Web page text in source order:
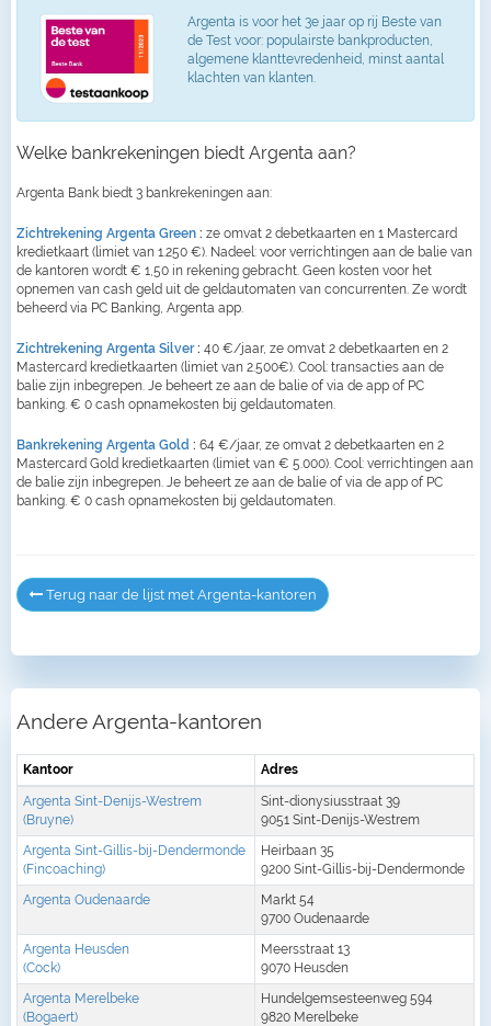
Argenta is voor het 3e jaar op rij Beste van
de Test voor: populairste bankproducten,
algemene klanttevredenheid, minst aantal
klachten van klanten.
Welke bankrekeningen biedt Argenta aan?
Argenta Bank biedt 3 bankrekeningen aan:
Zichtrekening Argenta Green : ze omvat 2 debetkaarten en 1 Mastercard
kredietkaart (limiet van 1.250 €). Nadeel: voor verrichtingen aan de balie van
de kantoren wordt € 1,50 in rekening gebracht. Geen kosten voor het
opnemen van cash geld uit de geldautomaten van concurrenten. Ze wordt
beheerd via PC Banking, Argenta app.
Zichtrekening Argenta Silver: 40 €/jaar, ze omvat 2 debetkaarten en 2
Mastercard kredietkaarten (limiet van 2.500€). Cool: transacties aan de
balie zijn inbegrepen. Je beheert ze aan de balie of via de app of PC
banking. € 0 cash opnamekosten bij geldautomaten.
Bankrekening Argenta Gold : 64 €/jaar, ze omvat 2 debetkaarten en 2
Mastercard Gold kredietkaarten (limiet van € 5.000). Cool: verrichtingen aan
de balie zijn inbegrepen. Je beheert ze aan de balie of via de app of PC
banking. € 0 cash opnamekosten bij geldautomaten.
Terug naar de lijst met Argenta-kantoren
Andere Argenta-kantoren
Kantoor Adres
Argenta Sint-Denijs-Westrem
(Bruyne)
Sint-dionysiusstraat 39
9051 Sint-Denijs-Westrem
Argenta Sint-Gillis-bij-Dendermonde
(Fincoaching)
Heirbaan 35
9200 Sint-Gillis-bij-Dendermonde
Argenta Oudenaarde
Markt 54
9700 Oudenaarde
Argenta Heusden
(Cock)
Meersstraat 13
9070 Heusden
Argenta Merelbeke
(Bogaert)
Hundelgemsesteenweg 594
9820 Merelbeke